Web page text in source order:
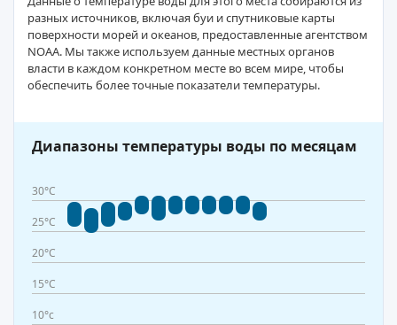
разных источников, включая буи и спутниковые карты
поверхности морей и океанов, предоставленные агентством
NOAA. Мы также используем данные местных органов
власти в каждом конкретном месте во всем мире, чтобы
обеспечить более точные показатели температуры.
Диапазоны температуры воды по месяцам
30°C
25°C
20°C
15°C
10°c